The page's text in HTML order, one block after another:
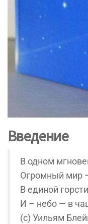
Введение
В одном
Огромный мир
В единой
И – небо — в
(c) Уильям